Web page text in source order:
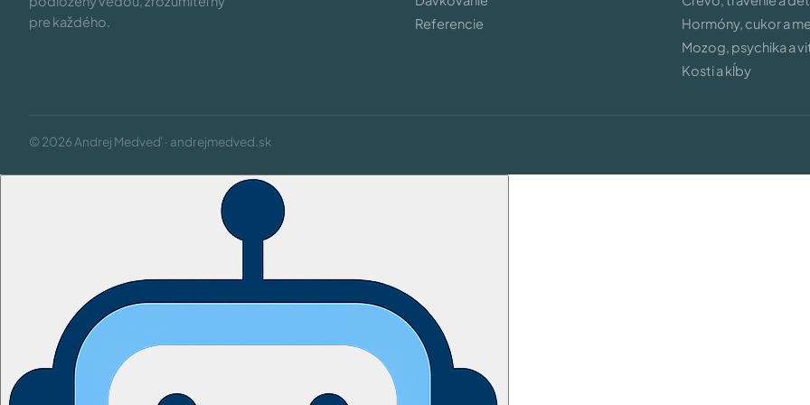
pre každého.
Referencie
Hormóny, cukor a
Mozog, psychika a
Kosti a kĺby
© 2026 Andrej Medveď · andrejmedved.sk